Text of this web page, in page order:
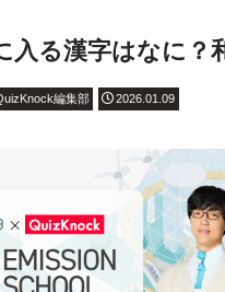
入る漢字はなに
編集部 2026.01.09